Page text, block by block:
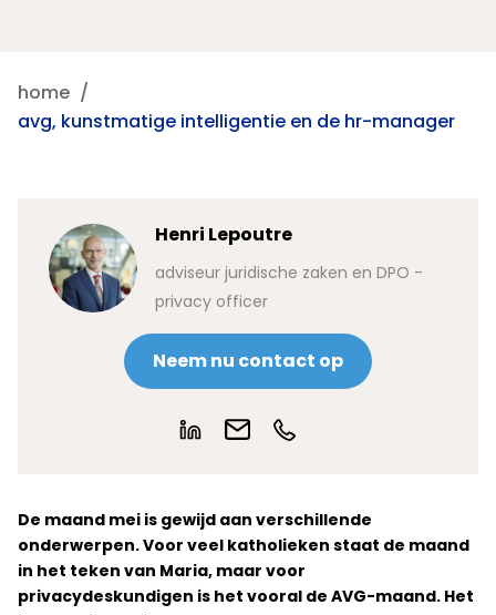
home
avg, kunstmatige intelligentie en de hr-manager
Henri Lepoutre
adviseur juridische zaken en DPO -
privacy officer
Neem nu contact op
De maand mei is gewijd aan verschillende
onderwerpen. Voor veel katholieken staat de maand
in het teken van Maria, maar voor
privacydeskundigen is het vooral de AVG-maand. Het